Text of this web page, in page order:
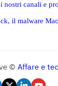
nostri canali e
il malware
© Affare e